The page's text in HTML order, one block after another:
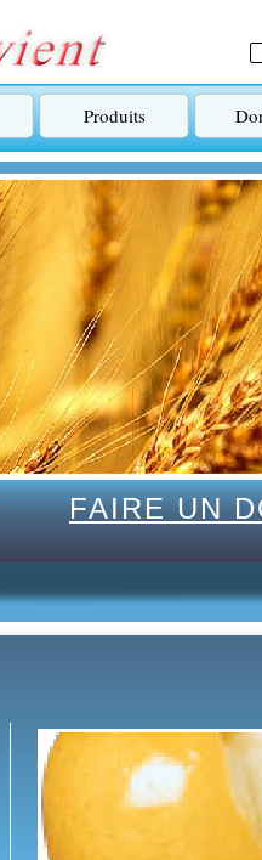
Produits
FAIRE UN